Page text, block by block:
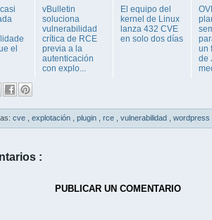
el
vBulletin
soluciona
vulnerabilidad
crítica de RCE
previa a la
autenticación
con explo...
El equipo del
kernel de Linux
lanza 432 CVE
en solo dos días
un
de
cve explotación plugin rce vulnerabilidad wordpress
:
PUBLICAR UN COMENTARIO